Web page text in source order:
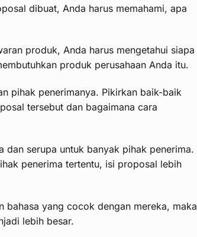
dibuat, Anda harus memahami, apa
produk, Anda harus mengetahui siapa
produk perusahaan Anda itu.
pihak penerimanya. Pikirkan baik-baik
tersebut dan bagaimana cara
serupa untuk banyak pihak penerima.
penerima tertentu, isi proposal lebih
yang cocok dengan mereka, maka
lebih besar.